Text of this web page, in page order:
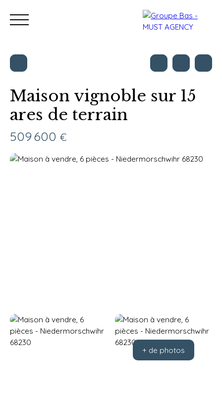
Nos bureaux Acheter Vendre
Estimation
Maison vignoble sur 15
ares de terrain
509 600 €
+ de photos